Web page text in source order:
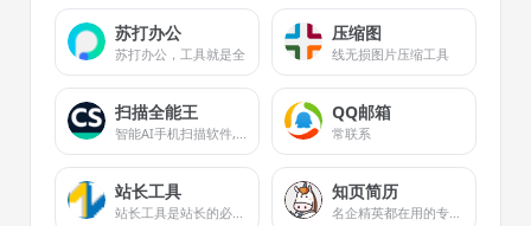
苏打办公
苏打办公，工具就是全
压缩图
线无损图片压缩工具
扫描全能王
智能AI手机扫描软件, OCR文字识别及PDF转换工具
QQ邮箱
常联系
站长工具
站长工具是站长的必备工具
知页简历
名企精英都在用的专业简历